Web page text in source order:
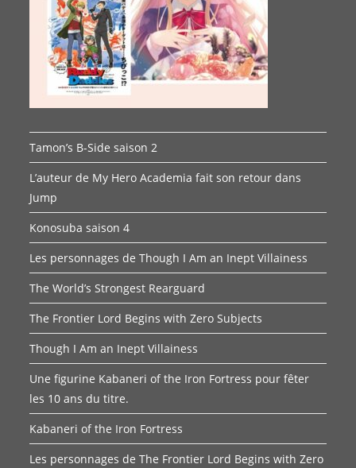
Tamon’s B-Side saison 2
L’auteur de My Hero Academia fait son retour dans
Jump
Konosuba saison 4
Les personnages de Though I Am an Inept Villainess
The World’s Strongest Rearguard
The Frontier Lord Begins with Zero Subjects
Though I Am an Inept Villainess
Une figurine Kabaneri of the Iron Fortress pour fêter
les 10 ans du titre.
Kabaneri of the Iron Fortress
Les personnages de The Frontier Lord Begins with Zero